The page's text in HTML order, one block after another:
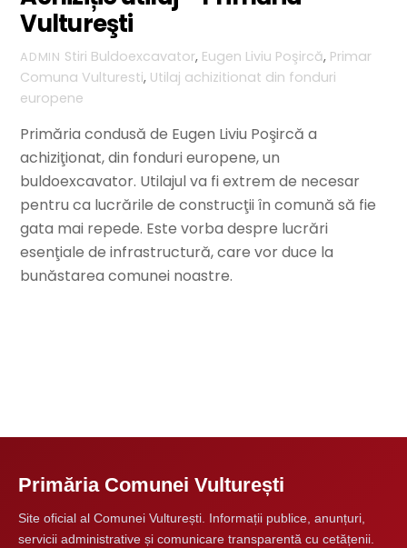
Vultureşti
ADMIN Stiri Buldoexcavator, Eugen Liviu Poşircă, Primar
Comuna Vulturesti, Utilaj achizitionat din fonduri
europene
Primăria condusă de Eugen Liviu Poşircă a
achiziţionat, din fonduri europene, un
buldoexcavator. Utilajul va fi extrem de necesar
pentru ca lucrările de construcţii în comună să fie
gata mai repede. Este vorba despre lucrări
esenţiale de infrastructură, care vor duce la
bunăstarea comunei noastre.
Primăria Comunei Vulturești
Site oficial al Comunei Vulturești. Informații publice, anunțuri,
servicii administrative și comunicare transparentă cu cetățenii.